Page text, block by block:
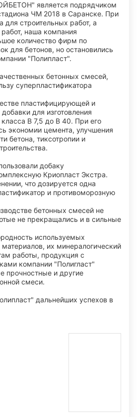
является подрядчиком
ЧМ 2018 в Саранске. При
для строительных работ, а
наша компания
количество фирм по
для бетонов, но остановились
"Полипласт".
бетонных смесей,
суперпластификатора
пластифицирующей и
для изготовления
класса В 7,5 до В 40. При его
экономии цемента, улучшения
бетона, тиксотропии и
добаку
Криопласт Экстра.
что дозируется одна
и противоморозную
бетонных смесей не
не прекращались и в сильные
используемых
их минералогический
работы, продукция с
компании "Полигласт"
прочностные и другие
смеси.
дальнейших успехов в